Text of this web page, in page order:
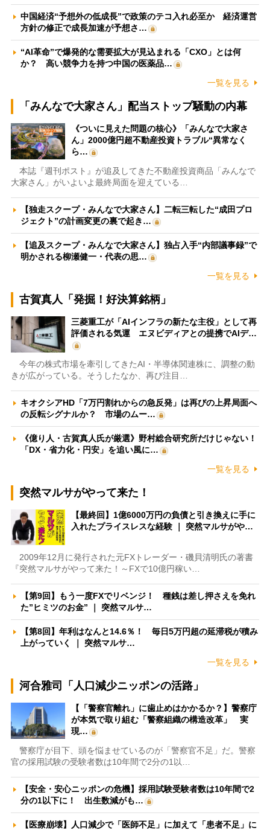
中国経済“予想外の低成長”で政策のテコ入れ必至か 経済運営
方針の修正で成長加速が予想さ…
“AI革命”で爆発的な需要拡大が見込まれる「CXO」とは何
か？ 高い競争力を持つ中国の医薬品…
一覧を見る
「みんなで大家さん」配当ストップ騒動の内幕
《ついに見えた問題の核心》「みんなで大家さ
ん」2000億円超不動産投資トラブル“異常なく
ら…
本誌『週刊ポスト』が追及してきた不動産投資商品「みんなで
大家さん」がいよいよ最終局面を迎えている…
【独走スクープ・みんなで大家さん】二転三転した“成田プロ
ジェクト”の計画変更の裏で起き…
【追及スクープ・みんなで大家さん】独占入手“内部議事録”で
明かされる柳瀬健一・代表の思…
一覧を見る
古賀真人「発掘！好決算銘柄」
三菱重工が「AIインフラの新たな主役」として再
評価される気運 エヌビディアとの提携でAIデ…
今年の株式市場を牽引してきたAI・半導体関連株に、調整の動
きが広がっている。そうしたなか、再び注目…
キオクシアHD「7万円割れからの急反発」は再びの上昇局面へ
の反転シグナルか？ 市場のムー…
《億り人・古賀真人氏が厳選》野村総合研究所だけじゃない！
「DX・省力化・円安」を追い風に…
一覧を見る
突然マルサがやって来た！
【最終回】1億6000万円の負債と引き換えに手に
入れたプライスレスな経験 ｜ 突然マルサがや…
2009年12月に発行された元FXトレーダー・磯貝清明氏の著書
『突然マルサがやって来た！～FXで10億円稼い…
【第9回】もう一度FXでリベンジ！ 種銭は差し押さえを免れ
た”ヒミツのお金” ｜ 突然マルサ…
【第8回】年利はなんと14.6％！ 毎日5万円超の延滞税が積み
上がっていく ｜ 突然マルサ…
一覧を見る
河合雅司「人口減少ニッポンの活路」
【「警察官離れ」に歯止めはかかるか？】警察庁
が本気で取り組む「警察組織の構造改革」 実
現…
警察庁が目下、頭を悩ませているのが「警察官不足」だ。警察
官の採用試験の受験者数は10年間で2分の1以…
【安全・安心ニッポンの危機】採用試験受験者数は10年間で2
分の1以下に！ 出生数減がも…
【医療崩壊】人口減少で「医師不足」に加えて「患者不足」に